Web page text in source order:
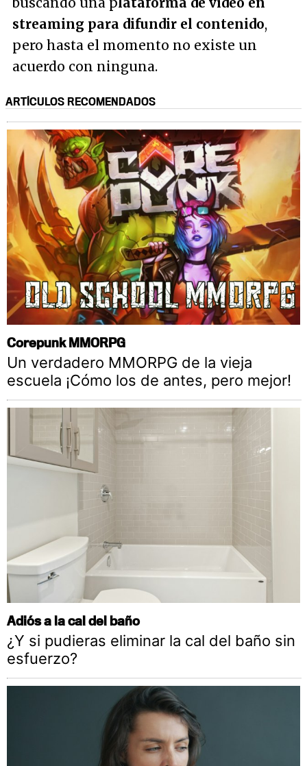
streaming para difundir el contenido,
pero hasta el momento no existe un
acuerdo con ninguna.
ARTÍCULOS RECOMENDADOS
Corepunk MMORPG
Un verdadero MMORPG de la vieja
escuela ¡Cómo los de antes, pero mejor!
Adiós a la cal del baño
¿Y si pudieras eliminar la cal del baño sin
esfuerzo?